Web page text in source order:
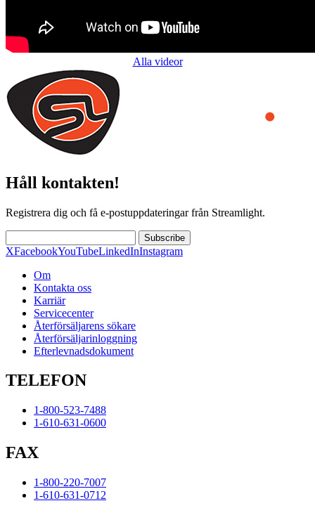
Alla videor
Håll kontakten!
Registrera dig och få e-postuppdateringar från Streamlight.
Subscribe
XFacebookYouTubeLinkedInInstagram
Om
Kontakta oss
Karriär
Servicecenter
Återförsäljarens sökare
Återförsäljarinloggning
Efterlevnadsdokument
TELEFON
1-800-523-7488
1-610-631-0600
FAX
1-800-220-7007
1-610-631-0712